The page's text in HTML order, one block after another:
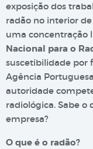
exposição dos
radão no interior
uma concentração
Nacional para o
suscetibilidade por
Agência
autoridade
radiológica. Sabe o
empresa?
O que é o radão?